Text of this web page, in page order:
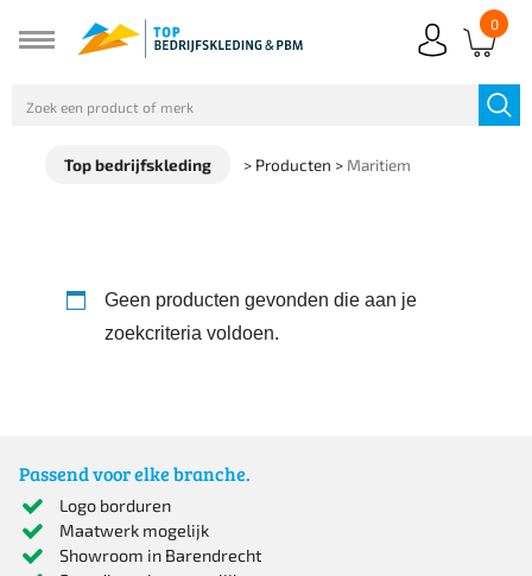
0
Top bedrijfskleding > Producten > Maritiem
Geen producten gevonden die aan je
zoekcriteria voldoen.
Passend voor elke branche.
Logo borduren
Maatwerk mogelijk
Showroom in Barendrecht